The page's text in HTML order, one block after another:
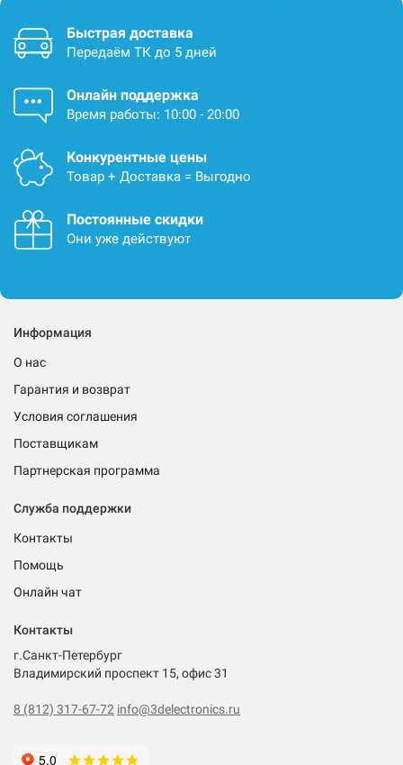
Быстрая доставка
Передаём ТК до 5 дней
Онлайн поддержка
Время работы: 10:00 - 20:00
Конкурентные цены
Товар + Доставка = Выгодно
Постоянные скидки
Они уже действуют
Информация
О нас
Гарантия и возврат
Условия соглашения
Поставщикам
Партнерская программа
Служба поддержки
Контакты
Помощь
Онлайн чат
Контакты
г.Санкт-Петербург
Владимирский проспект 15, офис 31
8 (812) 317-67-72 info@3delectronics.ru